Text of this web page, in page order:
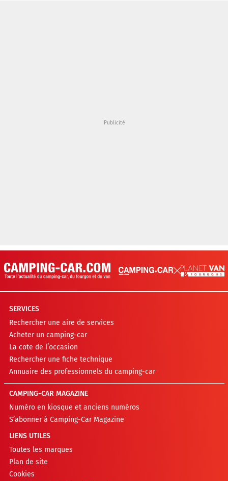
SERVICES
Rechercher une aire de services
Acheter un camping-car
La cote de l’occasion
Rechercher une fiche technique
Annuaire des professionnels du camping-car
CAMPING-CAR MAGAZINE
Numéro en kiosque et anciens numéros
S’abonner à Camping-Car Magazine
LIENS UTILES
Toutes les marques
Plan de site
Cookies